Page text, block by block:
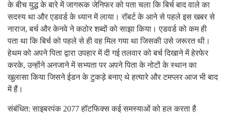
के बीच युद्ध के बारे में जागरूक जेनिफर को पता चला कि बिर्च बाद वाले का
सदस्य था और एडवर्ड के ध्यान में लाया। रॉबर्ट के आने से पहले इस खबर से
नाराज, बर्च और केनवे ने कठोर शब्दों को साझा किया। एडवर्ड को कम ही
पता था कि बिर्च को पहले से ही वह मिल गया था जिसकी उसे जरूरत थी।
हेथम को अपने पिता द्वारा उपहार में दी गई तलवार को बर्च दिखाने में हेरफेर
करके, उन्होंने अनजाने में सभ्यता पर अपने पिता के नोटों के स्थान का
खुलासा किया जिसने ईडन के टुकड़े बनाए थे हत्यारे और टमप्लर आज भी बाद
में हैं।
संबंधित: साइबरपंक 2077 हॉटफिक्स कई समस्याओं को हल करता है